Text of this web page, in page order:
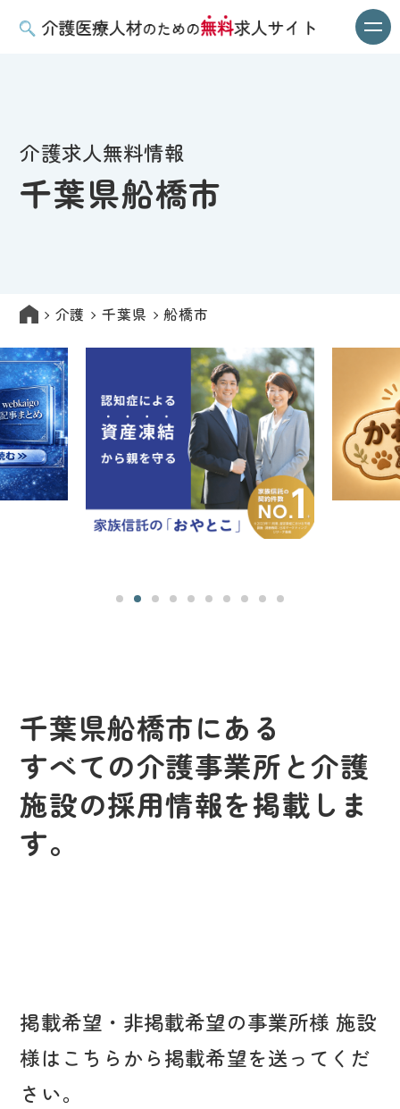
介護求人無料情報
千葉県船橋市
介護 千葉県 船橋市
千葉県船橋市にある
すべての介護事業所と介護
施設の採用情報を掲載しま
す。
掲載希望・非掲載希望の事業所様 施設
様はこちらから掲載希望を送ってくだ
さい。